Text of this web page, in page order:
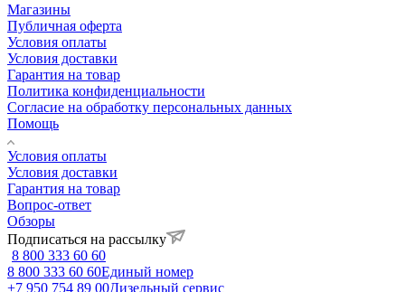
Магазины
Публичная оферта
Условия оплаты
Условия доставки
Гарантия на товар
Политика конфиденциальности
Согласие на обработку персональных данных
Помощь
Условия оплаты
Условия доставки
Гарантия на товар
Вопрос-ответ
Обзоры
Подписаться на рассылку
8 800 333 60 60
8 800 333 60 60Единый номер
+7 950 754 89 00Дизельный сервис